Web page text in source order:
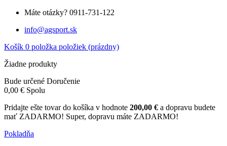
Máte otázky? 0911-731-122
info@agsport.sk
Košík 0 položka položiek (prázdny)
Žiadne produkty
Bude určené Doručenie
0,00 € Spolu
Pridajte ešte tovar do košíka v hodnote 200,00 € a dopravu budete
mať ZADARMO! Super, dopravu máte ZADARMO!
Pokladňa